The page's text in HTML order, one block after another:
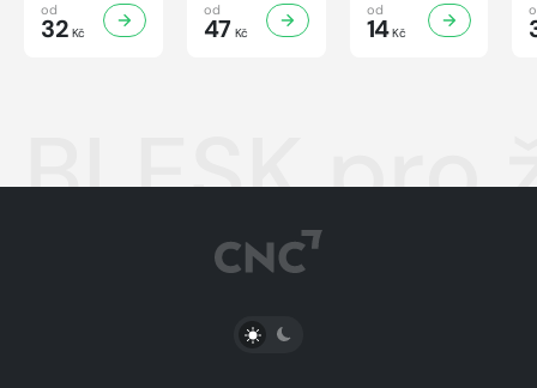
od
32 Kč
od
47 Kč
od
14Kč
BLESK pro
PŘEPNOUT SVĚTLÝ/TMAVÝ REŽIM